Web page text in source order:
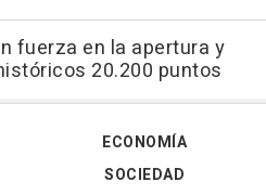
fuerza en la apertura y
20.200 puntos
ECONOMÍA
SOCIEDAD